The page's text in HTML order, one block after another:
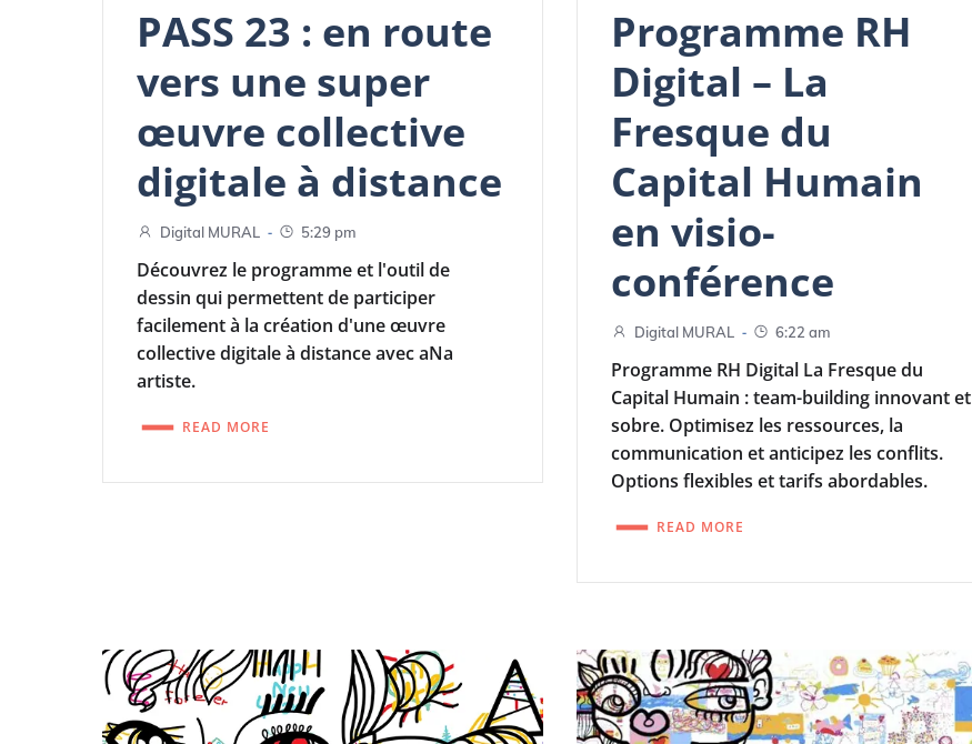
PASS 23 : en route
vers une super
œuvre collective
digitale à distance
Digital MURAL - 5:29 pm
Découvrez le programme et l'outil de
dessin qui permettent de participer
facilement à la création d'une œuvre
collective digitale à distance avec aNa
artiste.
READ MORE
Programme RH
Digital – La
Fresque du
Capital Humain
en visio-
conférence
Digital MURAL - 6:22 am
Programme RH Digital La Fresque du
Capital Humain : team-building innovant et
sobre. Optimisez les ressources, la
communication et anticipez les conflits.
Options flexibles et tarifs abordables.
READ MORE